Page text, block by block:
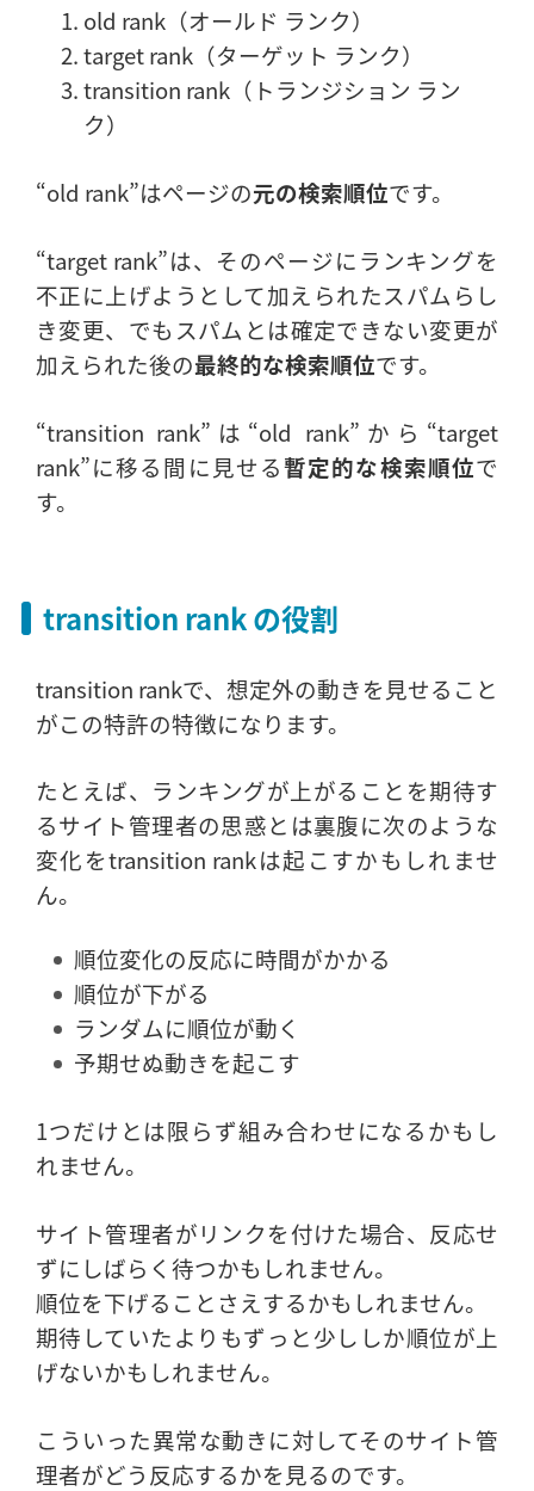
old rank（オールド ランク）
target rank（ターゲット ランク）
transition rank（トランジション ラン
ク）
“old rank”はページの元の検索順位です。
“target rank”は、そのページにランキングを
不正に上げようとして加えられたスパムらし
き変更、でもスパムとは確定できない変更が
加えられた後の最終的な検索順位です。
“transition rank”は“old rank”から“target
rank”に移る間に見せる暫定的な検索順位で
す。
transition rank の役割
transition rankで、想定外の動きを見せること
がこの特許の特徴になります。
たとえば、ランキングが上がることを期待す
るサイト管理者の思惑とは裏腹に次のような
変化をtransition rankは起こすかもしれませ
ん。
順位変化の反応に時間がかかる
順位が下がる
ランダムに順位が動く
予期せぬ動きを起こす
1つだけとは限らず組み合わせになるかもし
れません。
サイト管理者がリンクを付けた場合、反応せ
ずにしばらく待つかもしれません。
順位を下げることさえするかもしれません。
期待していたよりもずっと少ししか順位が上
げないかもしれません。
こういった異常な動きに対してそのサイト管
理者がどう反応するかを見るのです。